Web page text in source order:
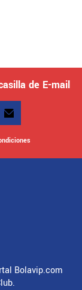
de E-mail
Bolavip.com